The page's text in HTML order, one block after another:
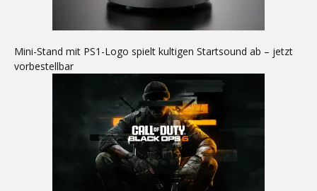
Mini-Stand mit PS1-Logo spielt kultigen Startsound ab – jetzt
vorbestellbar